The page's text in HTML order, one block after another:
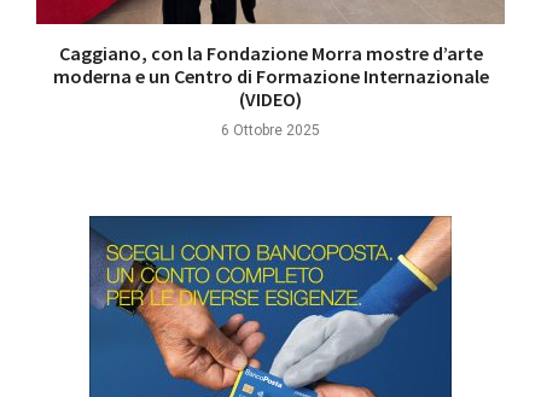
Caggiano, con la Fondazione Morra mostre d’arte
moderna e un Centro di Formazione Internazionale
(VIDEO)
6 Ottobre 2025